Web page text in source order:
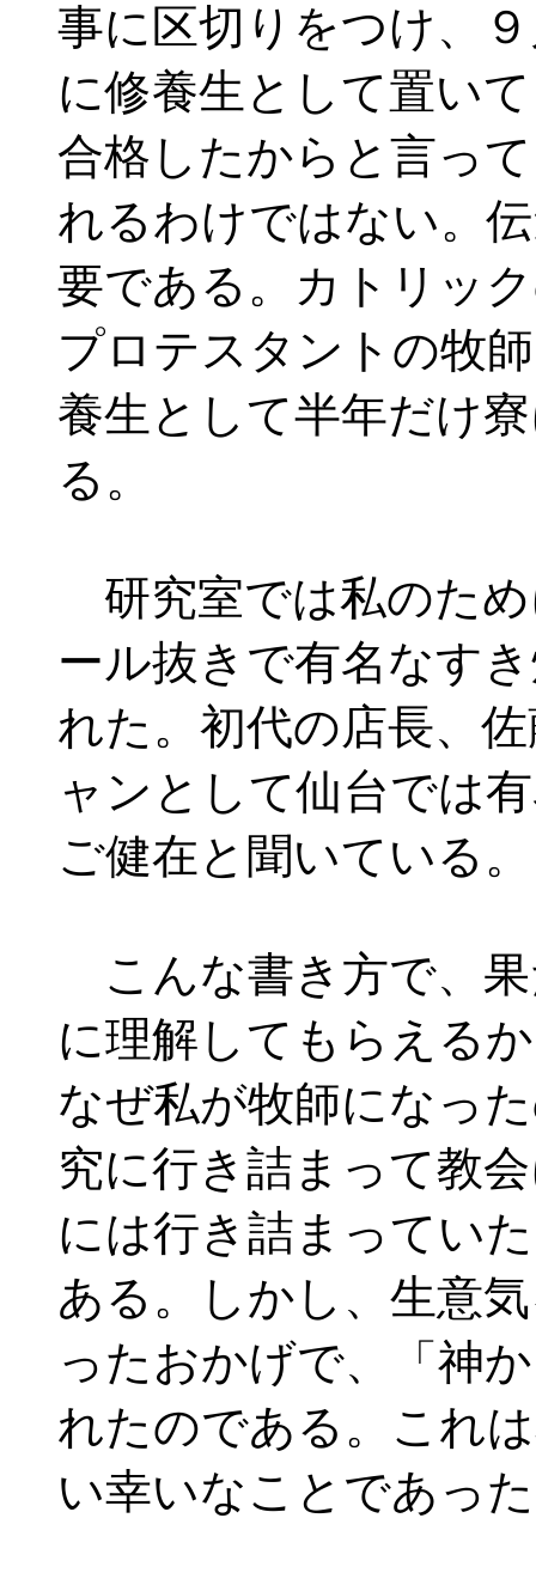
事に区切りをつけ、
に修養生として置い
合格したからと言っ
れるわけではない。
要である。カトリッ
プロテスタントの牧
養生として半年だけ
る。
研究室では私のた
ール抜きで有名なす
れた。初代の店長、
ャンとして仙台では
ご健在と聞いている。
こんな書き方で、
に理解してもらえる
なぜ私が牧師になっ
究に行き詰まって教
には行き詰まってい
ある。しかし、生意
ったおかげで、「神
れたのである。これ
い幸いなことであっ